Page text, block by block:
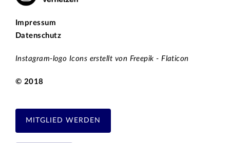
Impressum
Datenschutz
Instagram-logo Icons erstellt von Freepik - Flaticon
© 2018
MITGLIED WERDEN